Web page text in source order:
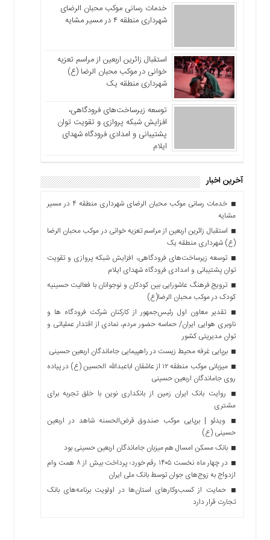
خدمات رسانی موکب محبان الرضای
شهرداری منطقه ۴ در مسیر مشایه
استقبال زائرین اربعین از مراسم تعزیه
خوانی در موکب محبان الرضا (ع)
شهرداری منطقه یک
توسعه زیرساخت‌های فرودگاهی،
افزایش شبکه پروازی و تقویت توان
پشتیبانی و امدادی فرودگاه شهدای
ایلام
آخرین اخبار
خدمات رسانی موکب محبان الرضای شهرداری منطقه ۴ در مسیر
مشایه
استقبال زائرین اربعین از مراسم تعزیه خوانی در موکب محبان الرضا
(ع) شهرداری منطقه یک
توسعه زیرساخت‌های فرودگاهی، افزایش شبکه پروازی و تقویت
توان پشتیبانی و امدادی فرودگاه شهدای ایلام
ترویج فرهنگ عاشورایی بین کودکان و نوجوانان با فعالیت حسینیه
کودک در موکب محبان الرضا(ع)
تقدیر معاون اول رئیس‌جمهور از کارکنان شرکت فرودگاه ها و
ناوبری هوایی ایران/ حماسه حضور مردم، نمادی از اقتدار عملیاتی و
توان مدیریتی کشور
برپایی غرفه محیط زیست در راهپیمایی جاماندگان اربعین حسینی
میزبانی موکب منطقه ۱۲ از عاشقان اباعبدالله الحسین (ع) در پیاده
روی جاماندگان اربعین حسینی
روایت بانک ایران زمین از بانکداری نوین با خلق تجربه برای
مشتری
ویدئو | برپایی موکب صندوق قرض‌الحسنه شاهد در اربعین
حسینی (ع)
بانک مسکن امسال هم میزبان جاماندگان اربعین حسینی بود
در چهار ماه نخست ۱۴۰۵ رقم خورد؛ پرداخت بیش از ۸ همت وام
ازدواج به زوج‌های جوان توسط بانک ملی ایران
حمایت از کسب‌وکارهای استان‌ها در اولویت برنامه‌های بانک
تجارت قرار دارد